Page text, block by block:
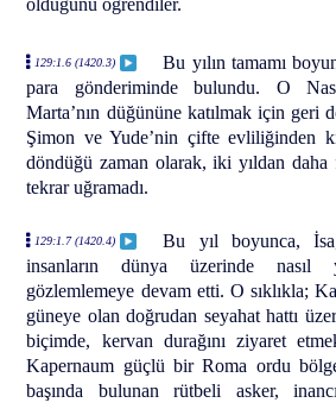
olduğunu öğrendiler.
129:1.6 (1420.3)
Bu yılın tamamı
para gönderiminde bulundu. O
Marta’nın düğününe katılmak için geri
Şimon ve Yude’nin çifte evliliğinden
döndüğü zaman olarak, iki yıldan
tekrar uğramadı.
129:1.7 (1420.4)
Bu yıl boyunca,
insanların dünya üzerinde nasıl
gözlemlemeye devam etti. O sıklıkla;
güneye olan doğrudan seyahat hattı
biçimde, kervan durağını ziyaret
Kapernaum güçlü bir Roma ordu
başında bulunan rütbeli asker,